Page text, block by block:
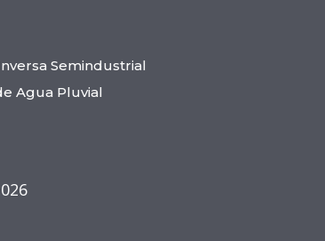
Semindustrial
Agua Pluvial